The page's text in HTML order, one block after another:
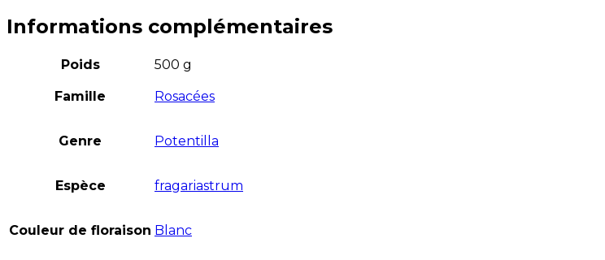
Informations complémentaires
Poids 500 g
Famille Rosacées
Genre Potentilla
Espèce fragariastrum
Couleur de floraison Blanc